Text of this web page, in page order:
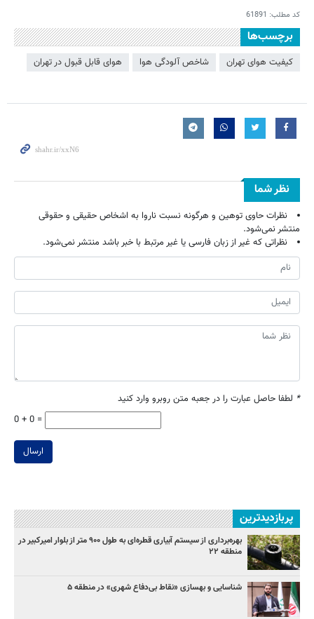
کد مطلب: 61891
برچسب‌ها
کیفیت هوای تهران شاخص آلودگی هوا هوای قابل قبول در تهران
نظر شما
نظرات حاوی توهین و هرگونه نسبت ناروا به اشخاص حقیقی و حقوقی
منتشر نمی‌شود.
نظراتی که غیر از زبان فارسی یا غیر مرتبط با خبر باشد منتشر نمی‌شود.
* لطفا حاصل عبارت را در جعبه متن روبرو وارد کنید
0 + 0 =
ارسال
پربازدیدترین
بهره‌برداری از سیستم آبیاری قطره‌ای به طول ۹۰۰ متر از بلوار امیرکبیر در
منطقه ۲۲
شناسایی و بهسازی «نقاط بی‌دفاع شهری» در منطقه ۵